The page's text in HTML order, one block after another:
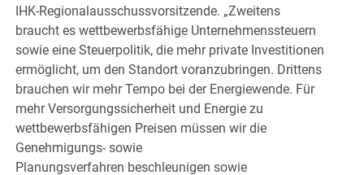
IHK-Regionalausschussvorsitzende. „Zweitens
braucht es wettbewerbsfähige Unternehmenssteuern
sowie eine Steuerpolitik, die mehr private Investitionen
ermöglicht, um den Standort voranzubringen. Drittens
brauchen wir mehr Tempo bei der Energiewende. Für
mehr Versorgungssicherheit und Energie zu
wettbewerbsfähigen Preisen müssen wir die
Genehmigungs- sowie
Planungsverfahren beschleunigen sowie